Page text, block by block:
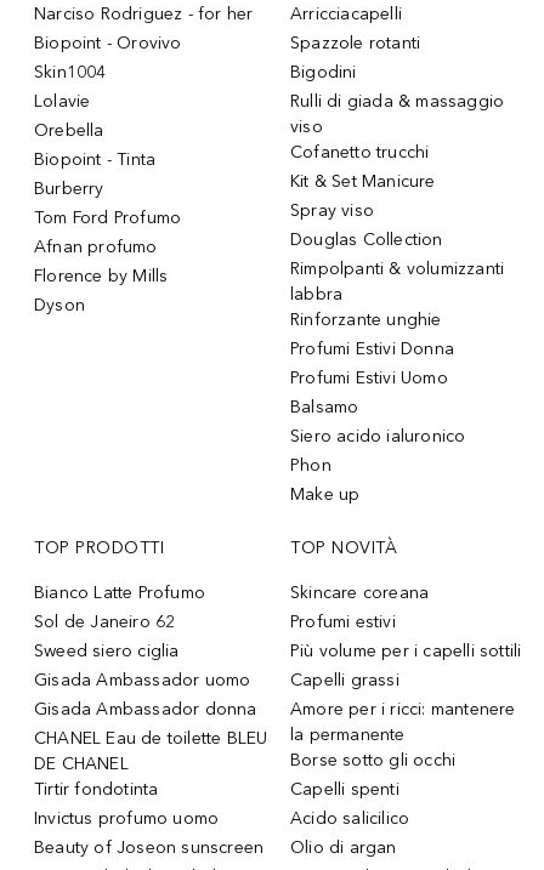
Narciso Rodriguez - for her
Biopoint - Orovivo
Skin1004
Lolavie
Orebella
Biopoint - Tinta
Burberry
Tom Ford Profumo
Afnan profumo
Florence by Mills
Dyson
Arricciacapelli
Spazzole rotanti
Bigodini
Rulli di giada & massaggio
viso
Cofanetto trucchi
Kit & Set Manicure
Spray viso
Douglas Collection
Rimpolpanti & volumizzanti
labbra
Rinforzante unghie
Profumi Estivi Donna
Profumi Estivi Uomo
Balsamo
Siero acido ialuronico
Phon
Make up
TOP PRODOTTI
Bianco Latte Profumo
Sol de Janeiro 62
Sweed siero ciglia
Gisada Ambassador uomo
Gisada Ambassador donna
CHANEL Eau de toilette BLEU
DE CHANEL
Tirtir fondotinta
Invictus profumo uomo
Beauty of Joseon sunscreen
TOP NOVITÀ
Skincare coreana
Profumi estivi
Più volume per i capelli sottili
Capelli grassi
Amore per i ricci: mantenere
la permanente
Borse sotto gli occhi
Capelli spenti
Acido salicilico
Olio di argan